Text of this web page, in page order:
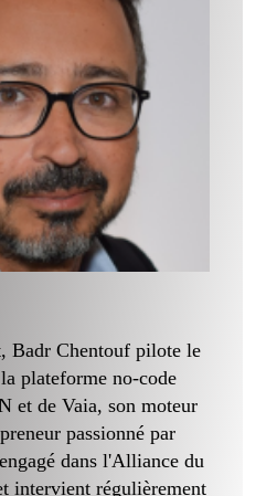
Badr Chentouf pilote le
plateforme no-code
et de Vaia, son moteur
passionné par
dans l'Alliance du
intervient régulièrement